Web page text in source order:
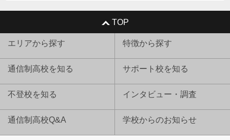
TOP
エリアから探す 特徴から探す
通信制高校を知る サポート校を知る
不登校を知る インタビュー・調査
通信制高校Q&A 学校からのお知らせ